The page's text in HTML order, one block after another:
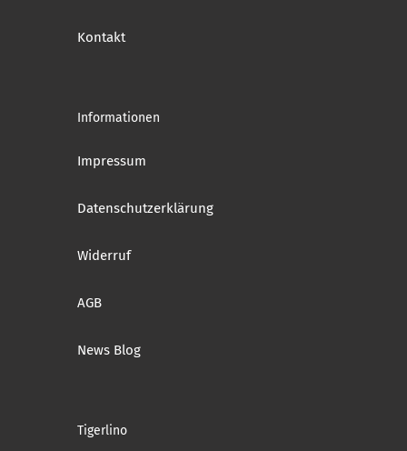
Kontakt
Informationen
Impressum
Datenschutzerklärung
Widerruf
AGB
News Blog
Tigerlino